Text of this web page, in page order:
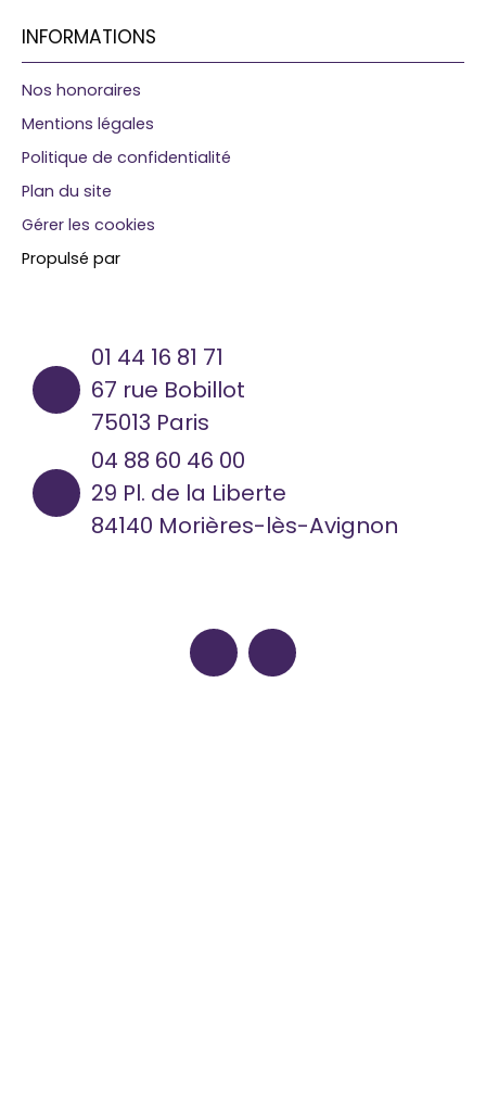
INFORMATIONS
Nos honoraires
Mentions légales
Politique de confidentialité
Plan du site
Gérer les cookies
Propulsé par
01 44 16 81 71
67 rue Bobillot
75013 Paris
04 88 60 46 00
29 Pl. de la Liberte
84140 Morières-lès-Avignon